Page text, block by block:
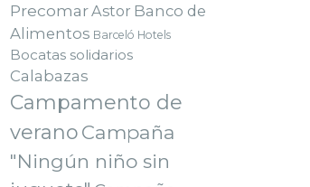
PrecomarAstor Banco de
Alimentos Barceló Hotels
Bocatas solidarios
Calabazas
Campamento de
verano Campaña
"Ningún niño sin